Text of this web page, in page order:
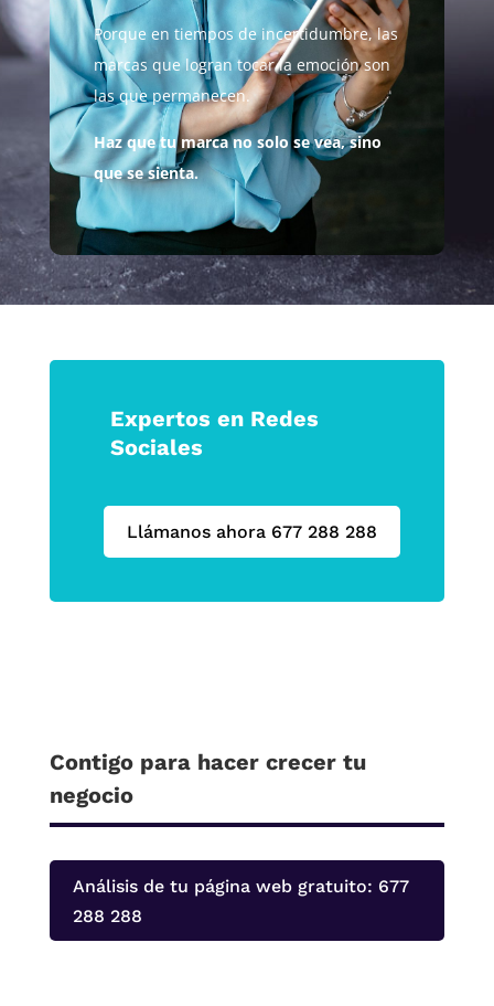
Porque en tiempos de incertidumbre, las
marcas que logran tocar la emoción son
las que permanecen.
Haz que tu marca no solo se vea, sino
que se sienta.
Expertos en Redes
Sociales
Llámanos ahora 677 288 288
Contigo para hacer crecer tu
negocio
Análisis de tu página web gratuito: 677
288 288